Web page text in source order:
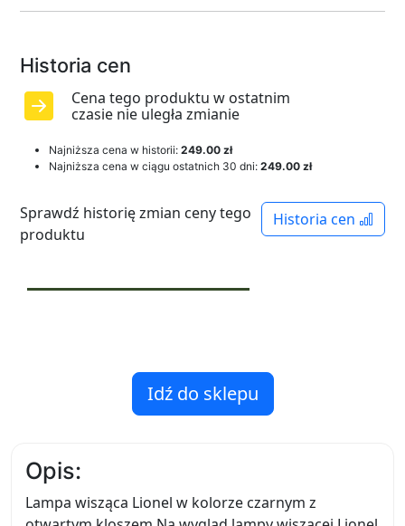
Historia cen
Cena tego produktu w ostatnim
czasie nie uległa zmianie
Najniższa cena w historii: 249.00 zł
Najniższa cena w ciągu ostatnich 30 dni: 249.00 zł
Historia cen
Sprawdź historię zmian ceny tego
produktu
Idź do sklepu
Opis:
Lampa wisząca Lionel w kolorze czarnym z